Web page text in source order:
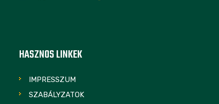
HASZNOS LINKEK
IMPRESSZUM
SZABÁLYZATOK